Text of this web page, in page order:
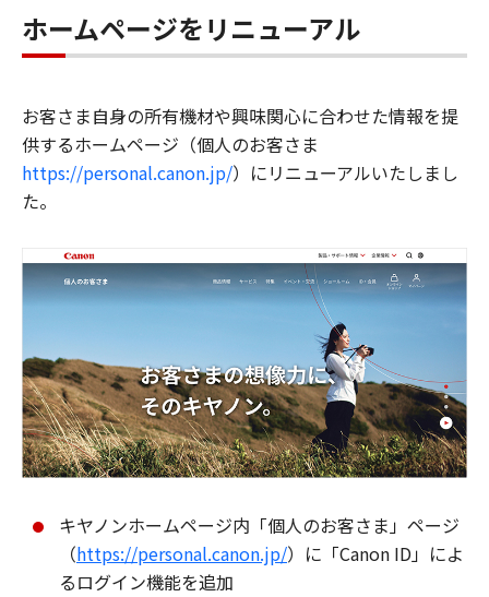
ホームページをリニューアル
お客さま自身の所有機材や興味関心に合わせた情報を提
供するホームページ（個人のお客さま
https://personal.canon.jp/）にリニューアルいたしまし
た。
キヤノンホームページ内「個人のお客さま」ページ
（https://personal.canon.jp/）に「Canon ID」によ
るログイン機能を追加